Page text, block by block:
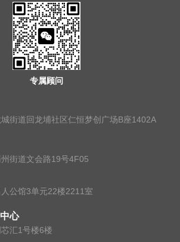
专属顾问
街道回龙埔社区仁恒梦创广场B座1402A
街道⽂会路19号4F05
公馆3单元22楼2211室
心
汇1号楼6楼